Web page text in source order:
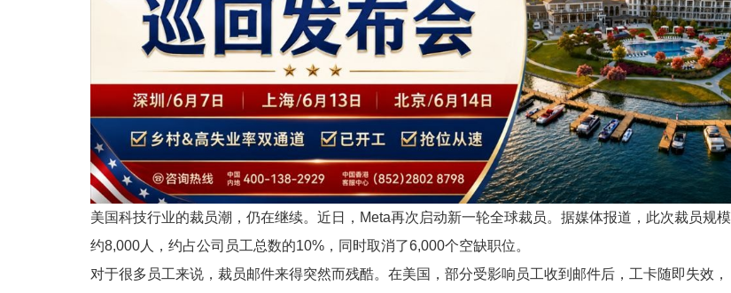
美国科技行业的裁员潮，仍在继续。近日，Meta再次启动新一轮全球裁员。据媒体报道，此次裁员规模
约8,000人，约占公司员工总数的10%，同时取消了6,000个空缺职位。
对于很多员工来说，裁员邮件来得突然而残酷。在美国，部分受影响员工收到邮件后，工卡随即失效，